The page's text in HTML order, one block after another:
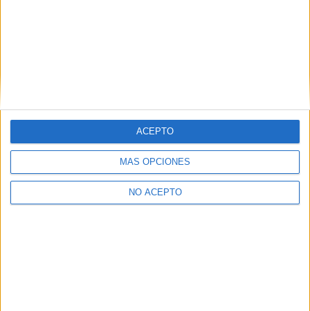
MÁS OPCIONES
NO ACEPTO
ACEPTO
Estudiar Universidad Complutense de Madrid